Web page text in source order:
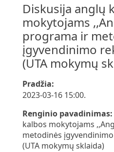
Diskusija anglų
mokytojams
programa ir
įgyvendinimo
(UTA mokymų
Pradžia:
2023-03-16 15:00.
Renginio pavadinimas:
kalbos mokytojams
metodinės
(UTA mokymų sklaida)